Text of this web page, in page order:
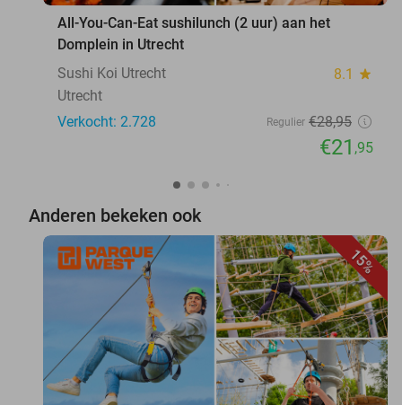
All-You-Can-Eat sushilunch (2 uur) aan het
Domplein in Utrecht
Sushi Koi Utrecht
8.1 star
Utrecht
Verkocht: 2.728
Regulier €28,95
€21 ,95
Anderen bekeken ook
15%